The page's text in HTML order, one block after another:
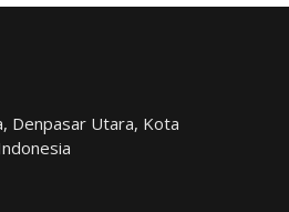
Denpasar Utara, Kota